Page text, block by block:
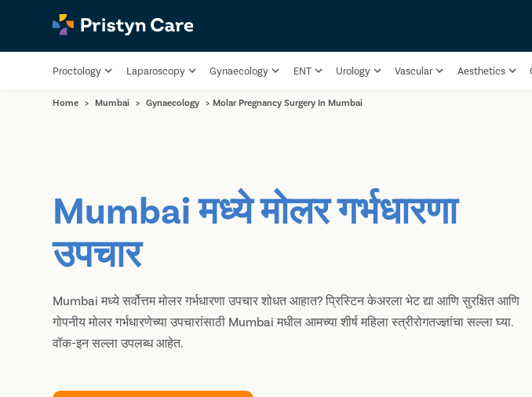
Proctology Laparoscopy Gynaecology ENT Urology Vascular Aesthetics
Home > Mumbai > Gynaecology > Molar Pregnancy Surgery In Mumbai
Mumbai मध्ये मोलर गर्भधारणा
उपचार
Mumbai मध्ये सर्वोत्तम मोलर गर्भधारणा उपचार शोधत आहात? प्रिस्टिन केअरला भेट द्या आणि सुरक्षित आणि
गोपनीय मोलर गर्भधारणेच्या उपचारांसाठी Mumbai मधील आमच्या शीर्ष महिला स्त्रीरोगतज्ज्ञांचा सल्ला घ्या.
वॉक-इन सल्ला उपलब्ध आहेत.